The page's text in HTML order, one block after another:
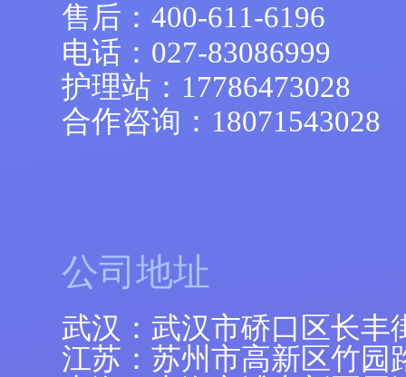
售后：400-611-6196
电话： 027-83086999
护理站： 17786473028
合作咨询： 18071543028
公司地址
武汉：武汉市硚口区长丰
江苏：苏州市高新区竹园